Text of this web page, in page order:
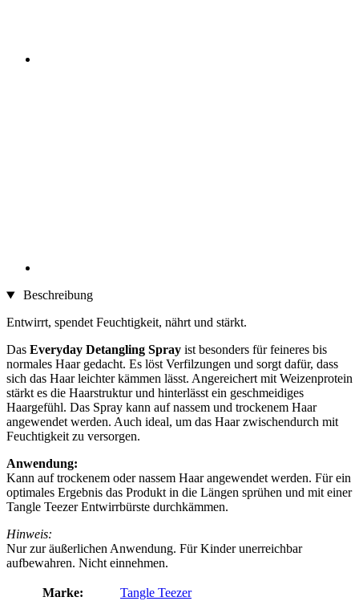
Beschreibung
Entwirrt, spendet Feuchtigkeit, nährt und stärkt.
Das Everyday Detangling Spray ist besonders für feineres bis
normales Haar gedacht. Es löst Verfilzungen und sorgt dafür, dass
sich das Haar leichter kämmen lässt. Angereichert mit Weizenprotein
stärkt es die Haarstruktur und hinterlässt ein geschmeidiges
Haargefühl. Das Spray kann auf nassem und trockenem Haar
angewendet werden. Auch ideal, um das Haar zwischendurch mit
Feuchtigkeit zu versorgen.
Anwendung:
Kann auf trockenem oder nassem Haar angewendet werden. Für ein
optimales Ergebnis das Produkt in die Längen sprühen und mit einer
Tangle Teezer Entwirrbürste durchkämmen.
Hinweis:
Nur zur äußerlichen Anwendung. Für Kinder unerreichbar
aufbewahren. Nicht einnehmen.
Marke:
Tangle Teezer